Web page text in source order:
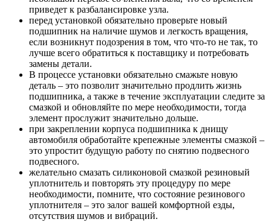
приведет к разбалансировке узла.
перед установкой обязательно проверьте новый
подшипник на наличие шумов и легкость вращения,
если возникнут подозрения в том, что что-то не так, то
лучше всего обратиться к поставщику и потребовать
замены детали.
В процессе установки обязательно смажьте новую
деталь – это позволит значительно продлить жизнь
подшипника, а также в течение эксплуатации следите за
смазкой и обновляйте по мере необходимости, тогда
элемент прослужит значительно дольше.
при закреплении корпуса подшипника к днищу
автомобиля обработайте крепежные элементы смазкой –
это упростит будущую работу по снятию подвесного
подвесного.
желательно смазать силиконовой смазкой резиновый
уплотнитель и повторять эту процедуру по мере
необходимости, помните, что состояние резинового
уплотнителя – это залог вашей комфортной езды,
отсутствия шумов и вибраций.